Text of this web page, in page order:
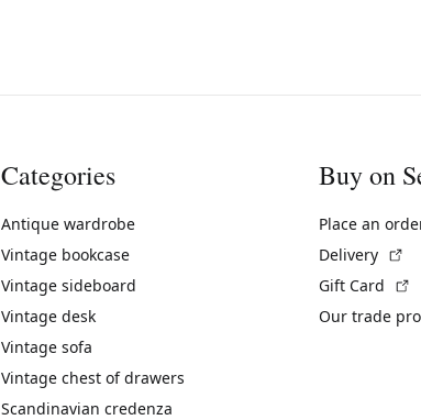
Categories
Antique wardrobe
Vintage bookcase
Vintage sideboard
Vintage desk
Vintage sofa
Vintage chest of drawers
Scandinavian credenza
Buy on
Place an
Delivery
Gift Card
Our trade